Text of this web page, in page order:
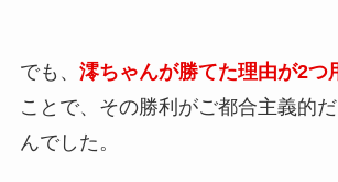
でも、 澪ちゃんが勝てた理由が2つ
ことで、その勝利がご都合主義的
んでした。